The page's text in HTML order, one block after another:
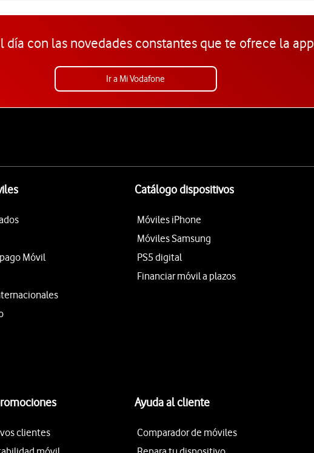
día con las novedades constantes que te ofrece la app
Ir a Mi Vodafone
Móvil
Catálogo dispositivos
Móviles iPhone
Móviles Samsung
PS5 digital
Financiar móvil a plazos
clientes
Ayuda al cliente
Comparador de móviles